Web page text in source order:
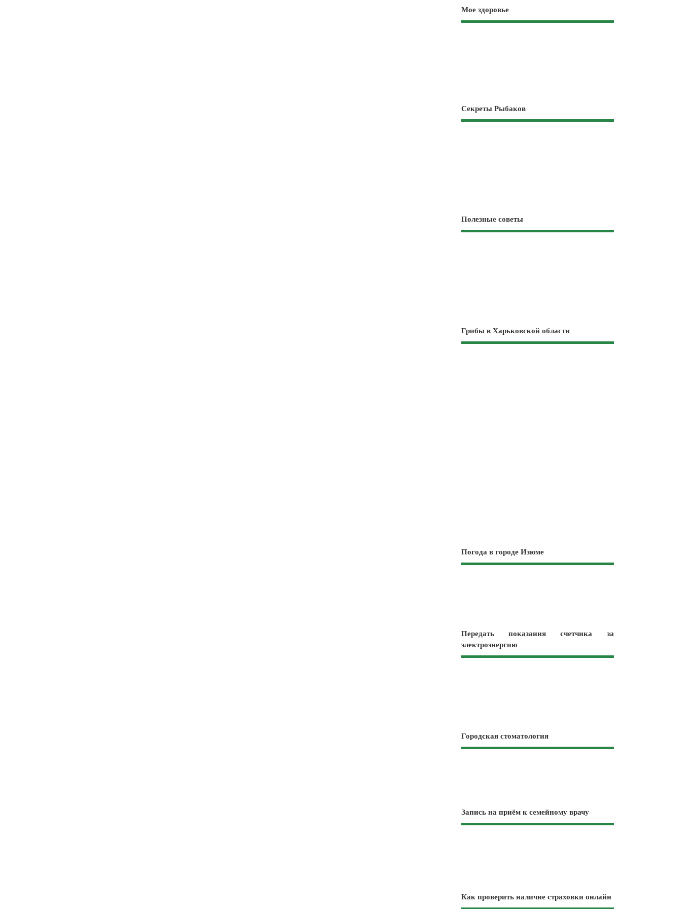
Мое здоровье
Секреты Рыбаков
Полезные советы
Грибы в Харьковской области
Погода в городе Изюме
Передать показания счетчика за
электроэнергию
Городская стоматология
Запись на приём к семейному врачу
Как проверить наличие страховки онлайн